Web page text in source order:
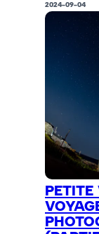
2024-09-04
PETITE